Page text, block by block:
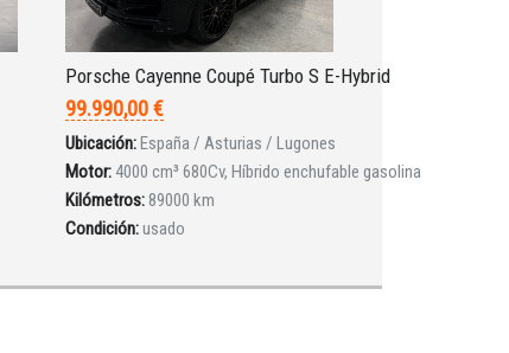
Porsche Cayenne Coupé Turbo S E-Hybrid
99.990,00 €
Ubicación: España / Asturias / Lugones
Motor:4000 cm³ 680Cv, Híbrido enchufable gasolina
Kilómetros: 89000 km
Condición:usado